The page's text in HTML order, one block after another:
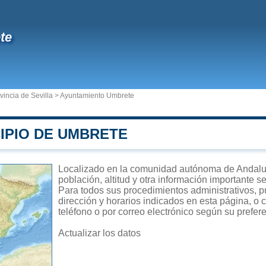
de Sevilla >Ayuntamiento Umbrete
DE UMBRETE
Localizado en la comunidad autónoma de
población, altitud y otra información importante
Para todos sus procedimientos administrativos,
dirección y horarios indicados en esta página, o
teléfono o por correo electrónico según su
Actualizar los datos